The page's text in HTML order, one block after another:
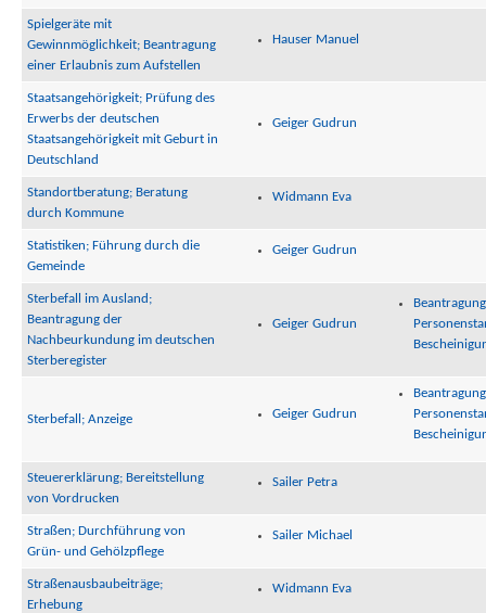
Spielgeräte mit
Gewinnmöglichkeit; Beantragung
einer Erlaubnis zum Aufstellen
Hauser Manuel
Staatsangehörigkeit; Prüfung des
Erwerbs der deutschen
Staatsangehörigkeit mit Geburt in
Deutschland
Geiger Gudrun
Standortberatung; Beratung
durch Kommune
Widmann Eva
Statistiken; Führung durch die
Gemeinde
Geiger Gudrun
Sterbefall im Ausland;
Beantragung der
Nachbeurkundung im deutschen
Sterberegister
Geiger Gudrun
Sterbefall; Anzeige Geiger Gudrun
Steuererklärung; Bereitstellung
von Vordrucken
Sailer Petra
Straßen; Durchführung von
Grün- und Gehölzpflege
Sailer Michael
Straßenausbaubeiträge;
Erhebung
Widmann Eva